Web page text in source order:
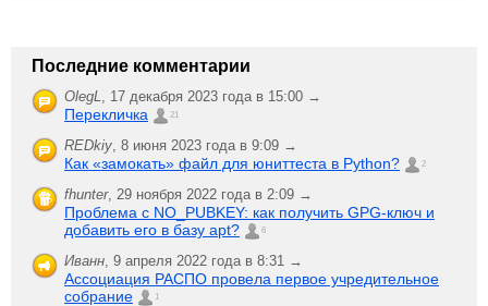
Последние комментарии
OlegL, 17 декабря 2023 года в 15:00 →
Перекличка 21
REDkiy, 8 июня 2023 года в 9:09 →
Как «замокать» файл для юниттеста в Python? 2
fhunter, 29 ноября 2022 года в 2:09 →
Проблема с NO_PUBKEY: как получить GPG-ключ и
добавить его в базу apt?
6
Иванн, 9 апреля 2022 года в 8:31 →
Ассоциация РАСПО провела первое учредительное
собрание
1